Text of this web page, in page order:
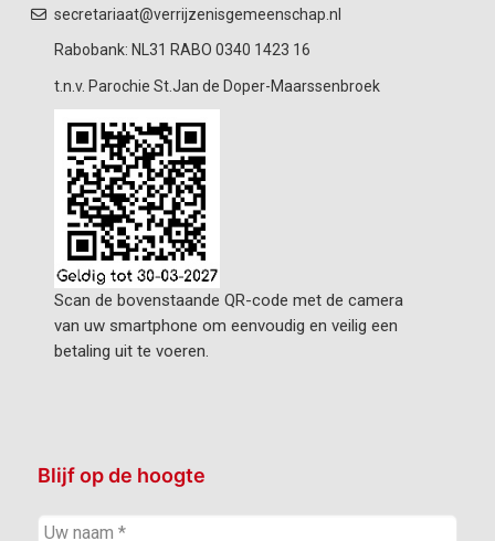
secretariaat@verrijzenisgemeenschap.nl
Rabobank: NL31 RABO 0340 1423 16
t.n.v. Parochie St.Jan de Doper-Maarssenbroek
Scan de bovenstaande QR-code met de camera
van uw smartphone om eenvoudig en veilig een
betaling uit te voeren.
Blijf op de hoogte